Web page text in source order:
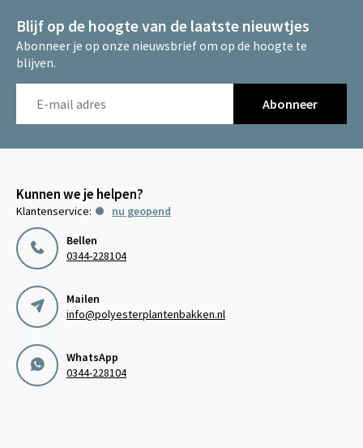
Blijf op de hoogte van de laatste nieuwtjes
Abonneer je op onze nieuwsbrief om op de hoogte te
blijven.
Abonneer
Kunnen we je helpen?
Klantenservice:
nu geopend
Bellen
0344-228104
Mailen
info@polyesterplantenbakken.nl
WhatsApp
0344-228104